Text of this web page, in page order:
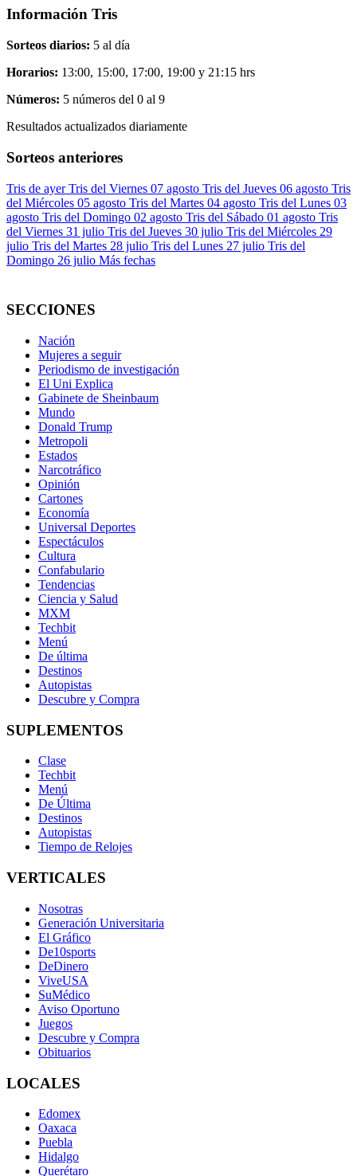
Información Tris
Sorteos diarios: 5 al día
Horarios: 13:00, 15:00, 17:00, 19:00 y 21:15 hrs
Números: 5 números del 0 al 9
Resultados actualizados diariamente
Sorteos anteriores
Tris de ayerTris del Viernes 07 agosto Tris del Jueves 06 agosto Tris
del Miércoles 05 agosto Tris del Martes 04 agosto Tris del Lunes 03
agosto Tris del Domingo 02 agosto Tris del Sábado 01 agosto Tris
del Viernes 31 julio Tris del Jueves 30 julio Tris del Miércoles 29
julio Tris del Martes 28 julio Tris del Lunes 27 julio Tris del
Domingo 26 julio Más fechas
SECCIONES
Nación
Mujeres a seguir
Periodismo de investigación
El Uni Explica
Gabinete de Sheinbaum
Mundo
Donald Trump
Metropoli
Estados
Narcotráfico
Opinión
Cartones
Economía
Universal Deportes
Espectáculos
Cultura
Confabulario
Tendencias
Ciencia y Salud
MXM
Techbit
Menú
De última
Destinos
Autopistas
Descubre y Compra
SUPLEMENTOS
Clase
Techbit
Menú
De Última
Destinos
Autopistas
Tiempo de Relojes
VERTICALES
Nosotras
Generación Universitaria
El Gráfico
De10sports
DeDinero
ViveUSA
SuMédico
Aviso Oportuno
Juegos
Descubre y Compra
Obituarios
LOCALES
Edomex
Oaxaca
Puebla
Hidalgo
Querétaro